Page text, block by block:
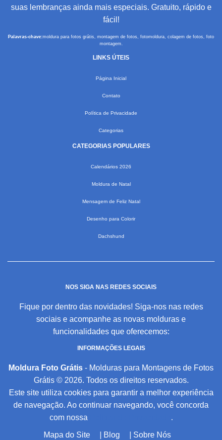
suas lembranças ainda mais especiais. Gratuito, rápido e
fácil!
Palavras-chave:moldura para fotos grátis, montagem de fotos, fotomoldura, colagem de fotos, foto
montagem.
LINKS ÚTEIS
Página Inicial
Contato
Política de Privacidade
Categorias
CATEGORIAS POPULARES
Calendários 2026
Moldura de Natal
Mensagem de Feliz Natal
Desenho para Colorir
Dachshund
NOS SIGA NAS REDES SOCIAIS
Fique por dentro das novidades! Siga-nos nas redes
sociais e acompanhe as novas molduras e
funcionalidades que oferecemos:
INFORMAÇÕES LEGAIS
Moldura Foto Grátis - Molduras para Montagens de Fotos
Grátis © 2026. Todos os direitos reservados.
Este site utiliza cookies para garantir a melhor experiência
de navegação. Ao continuar navegando, você concorda
com nossa
.
Mapa do Site Blog Sobre Nós